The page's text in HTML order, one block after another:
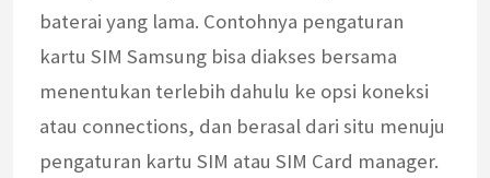
baterai yang lama. Contohnya pengaturan
kartu SIM Samsung bisa diakses bersama
menentukan terlebih dahulu ke opsi koneksi
atau connections, dan berasal dari situ menuju
pengaturan kartu SIM atau SIM Card manager.